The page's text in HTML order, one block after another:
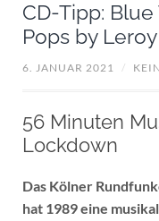
CD-Tipp:
Pops by
6. JANUAR 2021 /
56 Minuten
Lockdown
Das Kölner
hat 1989 eine